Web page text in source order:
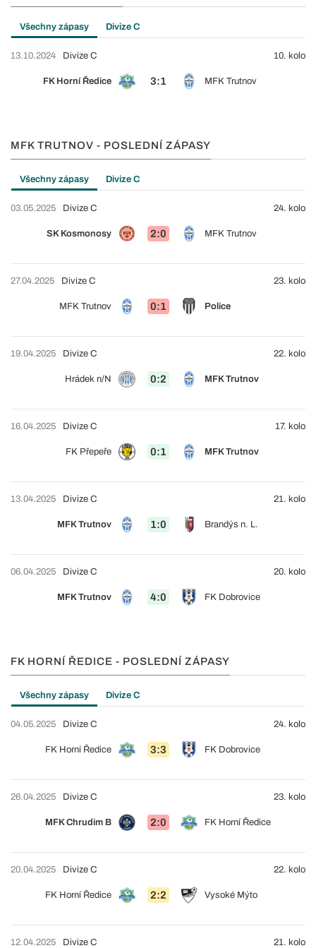
Všechny zápasy Divize C
13.10.2024
FK Horní Ředice 3:1 MFK Trutnov
Divize C 10. kolo
MFK TRUTNOV - POSLEDNÍ ZÁPASY
Všechny zápasy Divize C
03.05.2025
SK Kosmonosy 2:0 MFK Trutnov
Divize C 24. kolo
27.04.2025
MFK Trutnov 0:1 Police
Divize C 23. kolo
19.04.2025
Hrádek n/N 0:2 MFK Trutnov
Divize C 22. kolo
16.04.2025
FK Přepeře 0:1 MFK Trutnov
Divize C 17. kolo
13.04.2025
MFK Trutnov 1:0 Brandýs n. L.
Divize C 21. kolo
06.04.2025
MFK Trutnov 4:0 FK Dobrovice
Divize C 20. kolo
FK HORNÍ ŘEDICE - POSLEDNÍ ZÁPASY
Všechny zápasy Divize C
04.05.2025
FK Horní Ředice 3:3 FK Dobrovice
Divize C 24. kolo
26.04.2025
MFK Chrudim B 2:0 FK Horní Ředice
Divize C 23. kolo
20.04.2025
FK Horní Ředice 2:2 Vysoké Mýto
Divize C 22. kolo
12.04.2025 Divize C 21. kolo